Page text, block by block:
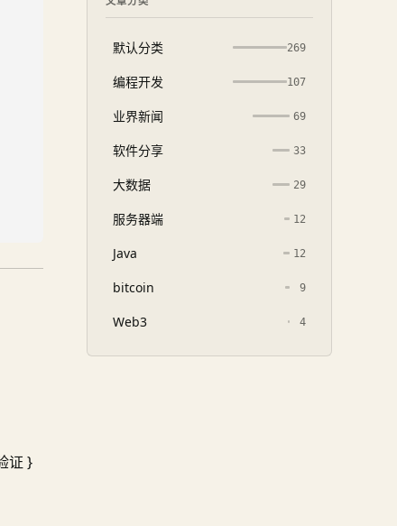
证 }
默认分类 269
编程开发 107
业界新闻 69
软件分享 33
大数据 29
服务器端 12
Java 12
bitcoin 9
Web3 4